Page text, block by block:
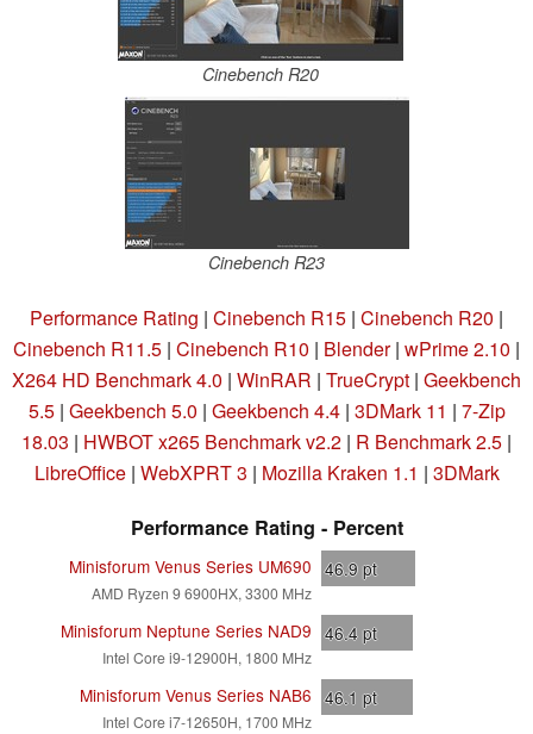
Cinebench R20
Cinebench R23
Performance Rating | Cinebench R15 | Cinebench R20 |
Cinebench R11.5 | Cinebench R10 | Blender| wPrime 2.10 |
X264 HD Benchmark 4.0 | WinRAR | TrueCrypt | Geekbench
5.5| Geekbench 5.0 | Geekbench 4.4| 3DMark 11 | 7-Zip
18.03 | HWBOT x265 Benchmark v2.2 | R Benchmark 2.5 |
LibreOffice | WebXPRT 3 | Mozilla Kraken 1.1 | 3DMark
Performance Rating - Percent
Minisforum Venus Series UM690
AMD Ryzen 9 6900HX, 3300 MHz
46.9 pt
Minisforum Neptune Series NAD9
Intel Core i9-12900H, 1800 MHz
46.4 pt
Minisforum Venus Series NAB6
Intel Core i7-12650H, 1700 MHz
46.1 pt